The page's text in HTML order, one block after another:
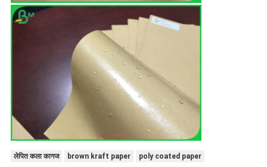
लेपित कला कागज brown kraft paper poly coated paper